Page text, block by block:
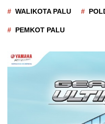
WALIKOTA PALU
PEMKOT PALU